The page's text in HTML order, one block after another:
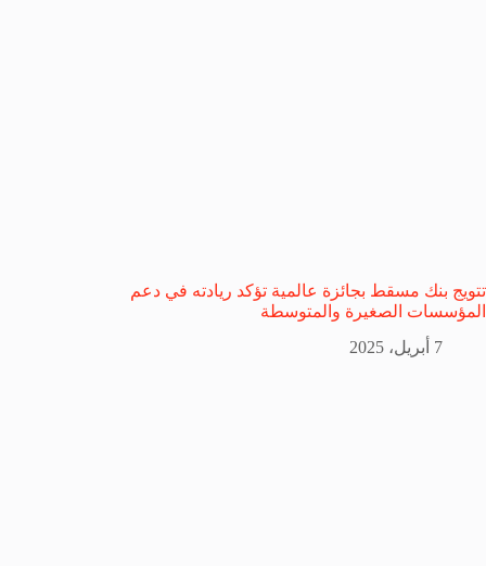
تتويج بنك مسقط بجائزة عالمية تؤكد ريادته في دعم
المؤسسات الصغيرة والمتوسطة
7 أبريل، 2025